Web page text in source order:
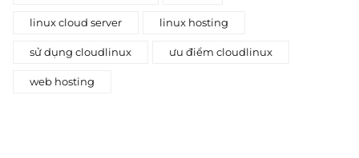
linux cloud server linux hosting
sử dụng cloudlinux ưu điểm cloudlinux
web hosting